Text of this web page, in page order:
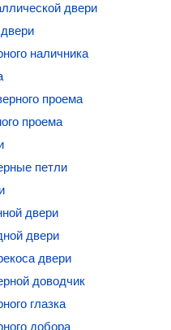
двери
наличника
проема
проема
петли
двери
двери
двери
доводчик
глазка
добора